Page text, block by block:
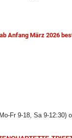
Anfang März 2026
Fr 9-18, Sa 9-12:30)